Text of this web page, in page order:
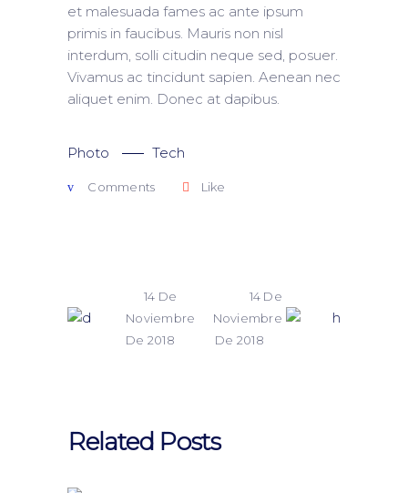
et malesuada fames ac ante ipsum
primis in faucibus. Mauris non nisl
interdum, solli citudin neque sed, posuer.
Vivamus ac tincidunt sapien. Aenean nec
aliquet enim. Donec at dapibus.
Photo Tech
Comments Like
14 De
Noviembre
De 2018
14 De
Noviembre
De 2018
Related Posts